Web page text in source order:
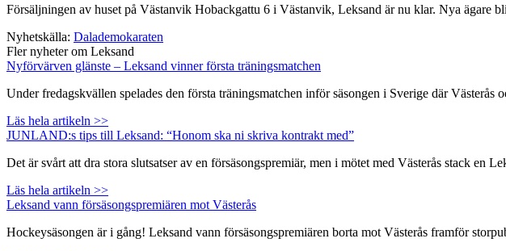
Försäljningen av huset på Västanvik Hobackgattu 6 i Västanvik, Leksand är nu klar. Nya
Nyhetskälla: Dalademokaraten
Fler nyheter om Leksand
Nyförvärven glänste – Leksand vinner första träningsmatchen
Under fredagskvällen spelades den första träningsmatchen inför säsongen i Sverige där
Läs hela artikeln >>
JUNLAND:s tips till Leksand: “Honom ska ni skriva kontrakt med”
Det är svårt att dra stora slutsatser av en försäsongspremiär, men i mötet med Västerås stack
Läs hela artikeln >>
Leksand vann försäsongspremiären mot Västerås
Hockeysäsongen är i gång! Leksand vann försäsongspremiären borta mot Västerås framför